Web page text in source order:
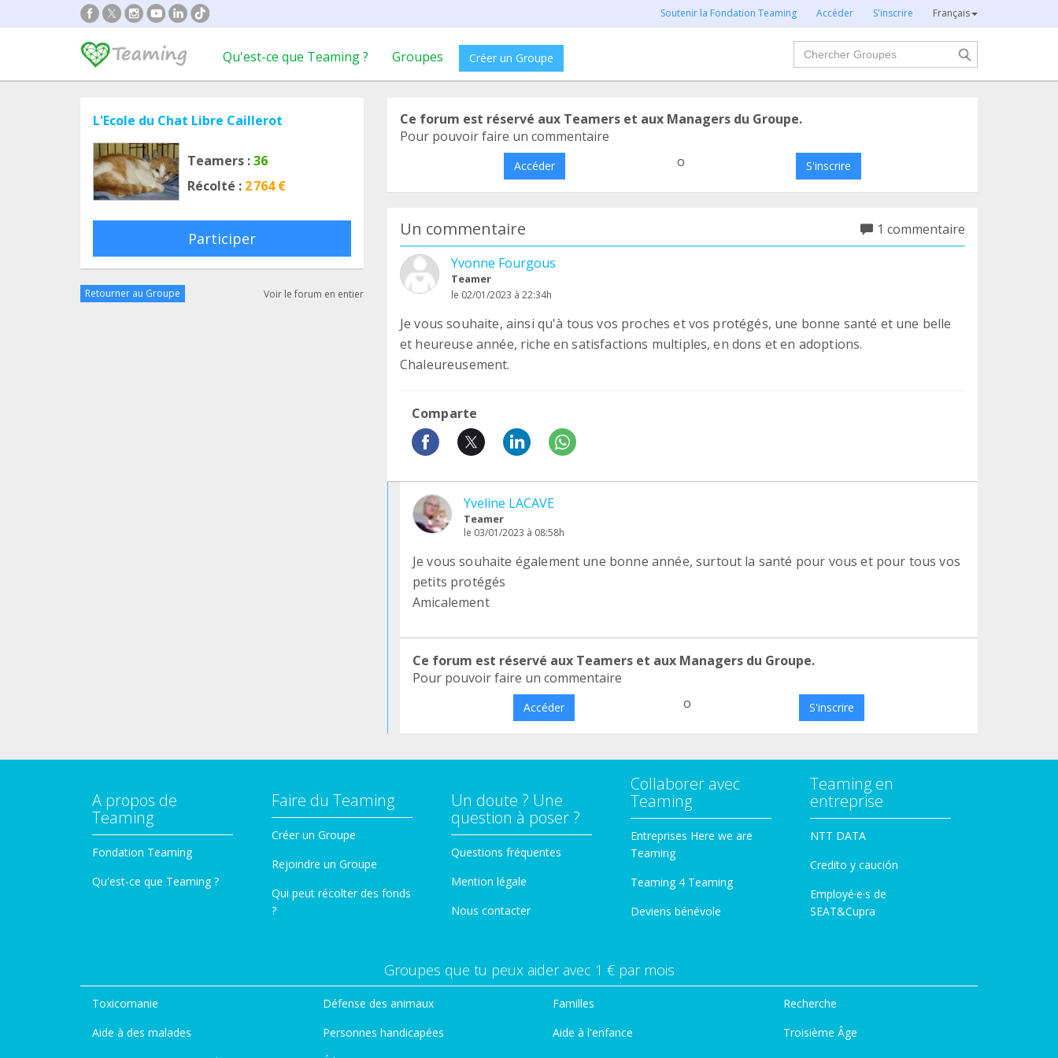
Soutenir la Fondation Teaming Accéder S'inscrire Français
Qu'est-ce que Teaming ? Groupes Créer un Groupe
Chercher
L'Ecole du Chat Libre Caillerot
Teamers :36
Récolté : 2 764 €
Participer
Retourner au Groupe Voir le forum en entier
Ce forum est réservé aux Teamers et aux Managers du Groupe.
Pour pouvoir faire un commentaire
Accéder o S'inscrire
Un commentaire
1 commentaire
Yvonne Fourgous
Teamer
le 02/01/2023 à 22:34h
Je vous souhaite, ainsi qu'à tous vos proches et vos protégés, une bonne santé et une belle
et heureuse année, riche en satisfactions multiples, en dons et en adoptions.
Chaleureusement.
Comparte
Yveline LACAVE
Teamer
le 03/01/2023 à 08:58h
Je vous souhaite également une bonne année, surtout la santé pour vous et pour tous vos
petits protégés
Amicalement
Ce forum est réservé aux Teamers et aux Managers du Groupe.
Pour pouvoir faire un commentaire
Accéder o S'inscrire
A propos de
Teaming
Fondation Teaming
Qu'est-ce que Teaming ?
Faire du Teaming
Créer un Groupe
Rejoindre un Groupe
Qui peut récolter des fonds
?
Un doute ? Une
question à poser ?
Questions fréquentes
Mention légale
Nous contacter
Collaborer avec
Teaming
Entreprises Here we are
Teaming
Teaming 4 Teaming
Deviens bénévole
Teaming en
entreprise
NTT DATA
Credito y caución
Employé·e·s de
SEAT&Cupra
Groupes que tu peux aider avec 1 € par mois
Toxicomanie
Aide à des malades
Défense des animaux
Personnes handicapées
Familles
Aide à l'enfance
Recherche
Troisième Âge